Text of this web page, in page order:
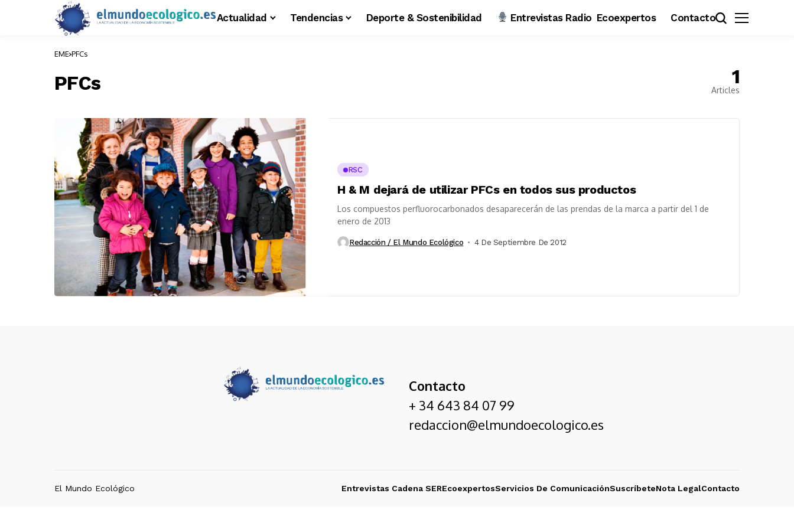
Actualidad Tendencias Deporte & Sostenibilidad Entrevistas Radio Ecoexpertos Contacto
EME PFCs
PFCs 1
Articles
RSC
H & M dejará de utilizar PFCs en todos sus productos
Los compuestos perfluorocarbonados desaparecerán de las prendas de la marca a partir del 1 de
enero de 2013
Redacción / El Mundo Ecológico 4 De Septiembre De 2012
Contacto
+ 34 643 84 07 99
redaccion@elmundoecologico.es
El Mundo Ecológico Entrevistas Cadena SEREcoexpertosServicios De ComunicaciónSuscríbeteNota LegalContacto